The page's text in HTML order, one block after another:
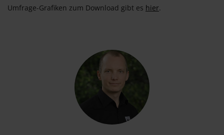
Umfrage-Grafiken zum Download gibt es hier.